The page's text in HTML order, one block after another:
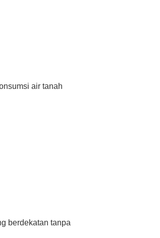
air tanah
berdekatan tanpa